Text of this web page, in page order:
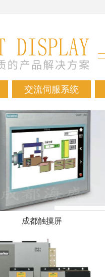
交流伺服系统
成都触摸屏